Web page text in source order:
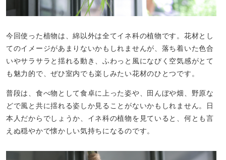
今回使った植物は、綿以外は全てイネ科の植物です。花材とし
てのイメージがあまりないかもしれませんが、落ち着いた色合
いやサラサラと揺れる動き、ふわっと風になびく空気感がとて
も魅力的で、ぜひ室内でも楽しみたい花材のひとつです。
普段は、食べ物として食卓に上った姿や、田んぼや畑、野原な
どで風と共に揺れる姿しか見ることがないかもしれません。日
本人だからでしょうか、イネ科の植物を見ていると、何とも言
えぬ穏やかで懐かしい気持ちになるのです。